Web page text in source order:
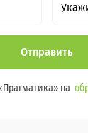
Отправить
на